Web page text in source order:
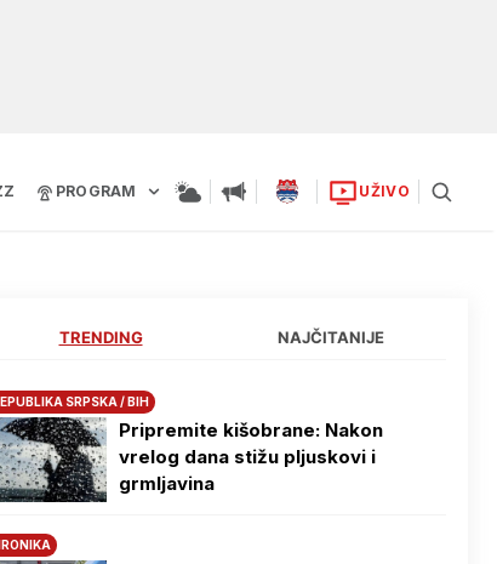
PROGRAM UŽIVO
TRENDING NAJČITANIJE
SRPSKA / BIH
Pripremite kišobrane: Nakon
vrelog dana stižu pljuskovi i
grmljavina